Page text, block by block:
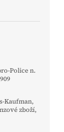
Police n.
Kaufman,
zboží,